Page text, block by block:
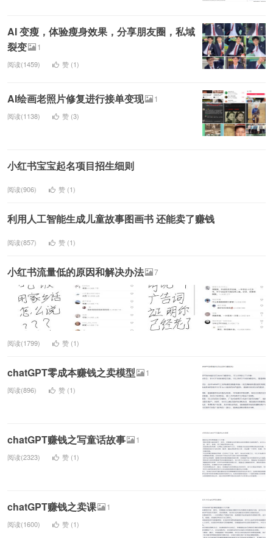
AI 变瘦，体验瘦身效果，分享朋友圈，私域
裂变
1
阅读(1459) 赞 (1)
AI绘画老照片修复进行接单变现 1
阅读(1138) 赞 (3)
小红书宝宝起名项目招生细则
阅读(906) 赞 (1)
利用人工智能生成儿童故事图画书 还能卖了赚钱
阅读(857) 赞 (1)
小红书流量低的原因和解决办法 7
阅读(1799) 赞 (1)
chatGPT零成本赚钱之卖模型 1
阅读(896) 赞 (1)
chatGPT赚钱之写童话故事 1
阅读(2323) 赞 (1)
chatGPT赚钱之卖课 1
阅读(1600) 赞 (1)